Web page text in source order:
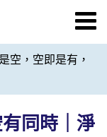
空，空即是有，
同時｜淨